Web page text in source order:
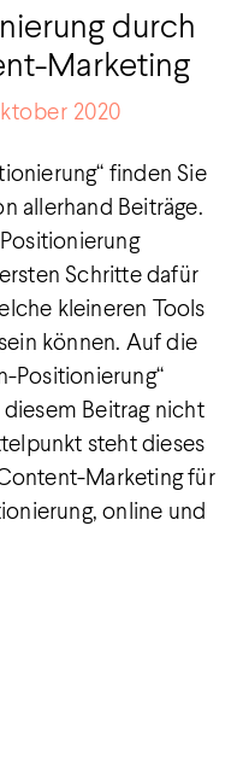
durch
Marketing
2020
finden Sie
allerhand Beiträge.
Schritte dafür
kleineren Tools
können. Auf die
Positionierung“
Beitrag nicht
steht dieses
Marketing für
online und